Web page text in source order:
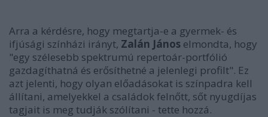
Arra a kérdésre, hogy megtartja-e a gyermek- és
ifjúsági színházi irányt, Zalán János elmondta, hogy
"egy szélesebb spektrumú repertoár-portfólió
gazdagíthatná és erősíthetné a jelenlegi profilt". Ez
azt jelenti, hogy olyan előadásokat is színpadra kell
állítani, amelyekkel a családok felnőtt, sőt nyugdíjas
tagjait is meg tudják szólítani - tette hozzá.